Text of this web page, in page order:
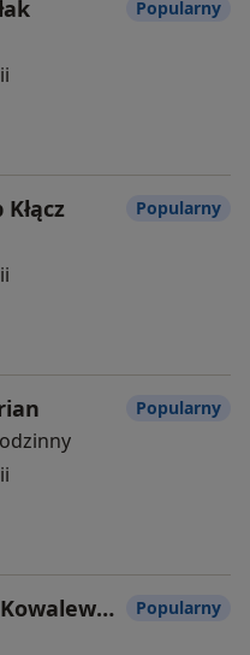
Popularny
Popularny
Popularny
lek. Małgorzata Kowalewska Popularny